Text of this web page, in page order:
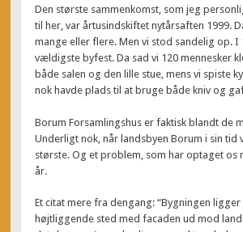
Den største sammenkomst, som jeg
til her, var årtusindskiftet nytårsaften 1999.
mange eller flere. Men vi stod sandelig op. I
vældigste byfest. Da sad vi 120 mennesker
både salen og den lille stue, mens vi spiste
nok havde plads til at bruge både kniv og
Borum Forsamlingshus er faktisk blandt de
Underligt nok, når landsbyen Borum i sin tid
største. Og et problem, som har optaget os
år.
Et citat mere fra dengang: “Bygningen
højtliggende sted med facaden ud mod